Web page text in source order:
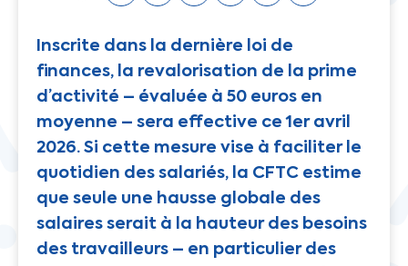
Inscrite dans la dernière loi de
finances, la revalorisation de la prime
d’activité – évaluée à 50 euros en
moyenne – sera effective ce 1er avril
2026. Si cette mesure vise à faciliter le
quotidien des salariés, la CFTC estime
que seule une hausse globale des
salaires serait à la hauteur des besoins
des travailleurs – en particulier des